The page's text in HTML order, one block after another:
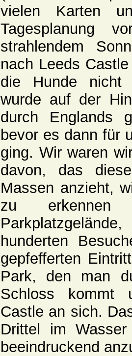
vielen Karten
Tagesplanung
strahlendem
nach Leeds
die Hunde nicht
wurde auf der
durch Englands
bevor es dann für
ging. Wir waren
davon, das
Massen anzieht,
zu
hunderten
gepfefferten
Park, den man
Schloss kommt
Castle an sich.
Drittel im
beeindruckend